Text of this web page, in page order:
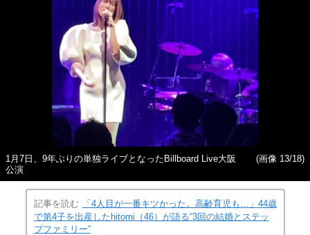
1月7日、9年ぶりの単独ライブとなったBillboard Live大阪
公演
(画像 13/18)
記事を読む
「4人目が一番キツかった。高齢育児も…」44歳
で第4子を出産したhitomi（46）が語る“3回の結婚とステッ
プファミリー”